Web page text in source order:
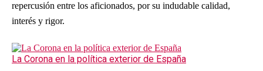
repercusión entre los aficionados, por su indudable calidad,
interés y rigor.
La Corona en la política exterior de España